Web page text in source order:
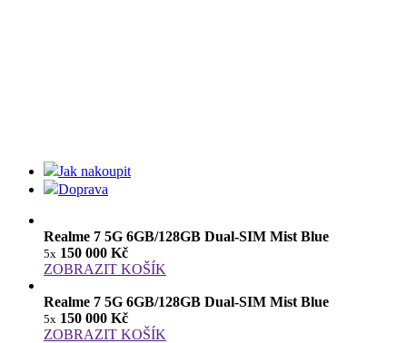
Jak nakoupit
Doprava
Realme 7 5G 6GB/128GB Dual-SIM Mist Blue
5x 150 000 Kč
ZOBRAZIT KOŠÍK
Realme 7 5G 6GB/128GB Dual-SIM Mist Blue
5x 150 000 Kč
ZOBRAZIT KOŠÍK